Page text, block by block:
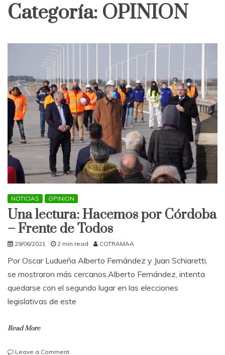
Categoría: OPINION
NOTICIAS OPINION
Una lectura: Hacemos por Córdoba
– Frente de Todos
29/06/2021 2 min read COTRAMAA
Por Oscar Ludueña Alberto Fernández y Juan Schiaretti,
se mostraron más cercanos.Alberto Fernández, intenta
quedarse con el segundo lugar en las elecciones
legislativas de este
Read More
Leave a Commenton